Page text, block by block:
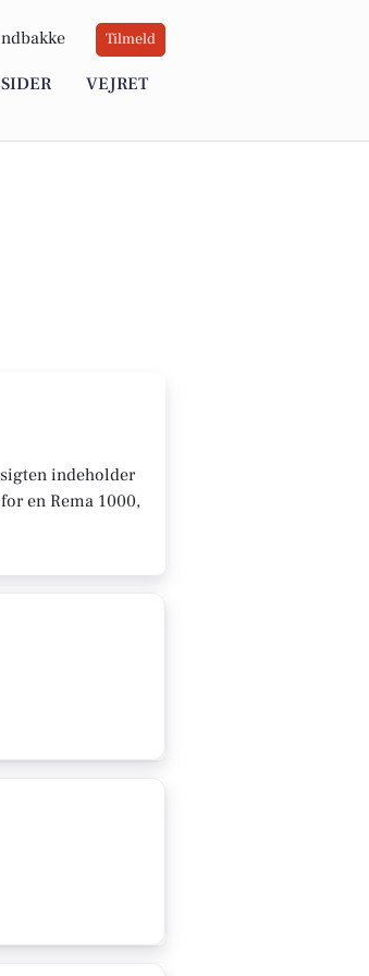
Tilmeld
VEJRET
indeholder
en Rema 1000,